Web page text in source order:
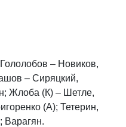
– Новиков,
– Сиряцкий,
Жлоба (К) – Шетле,
(А); Тетерин,
Варагян.